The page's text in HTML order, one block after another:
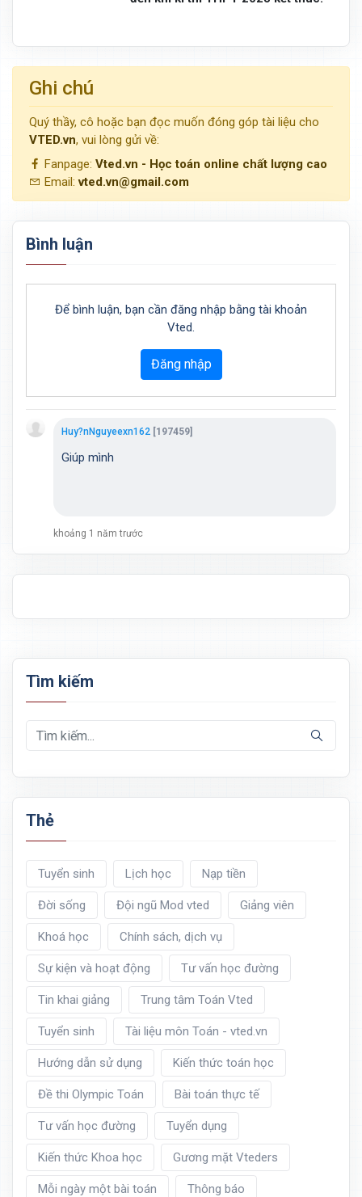
Ghi chú
Quý thầy, cô hoặc bạn đọc muốn đóng góp tài liệu cho
VTED.vn, vui lòng gửi về:
Fanpage: Vted.vn - Học toán online chất lượng cao
Email:vted.vn@gmail.com
Bình luận
Để bình luận, bạn cần đăng nhập bằng tài khoản
Vted.
Đăng nhập
Huy?nNguyeexn162 [197459]
Giúp mình
khoảng 1 năm trước
Tìm kiếm
Thẻ
Tuyển sinh Lịch học Nạp tiền
Đời sống Đội ngũ Mod vted Giảng viên
Khoá học Chính sách, dịch vụ
Sự kiện và hoạt động Tư vấn học đường
Tin khai giảng Trung tâm Toán Vted
Tuyển sinh Tài liệu môn Toán - vted.vn
Hướng dẫn sử dụng Kiến thức toán học
Đề thi Olympic Toán Bài toán thực tế
Tư vấn học đường Tuyển dụng
Kiến thức Khoa học Gương mặt Vteders
Mỗi ngày một bài toán Thông báo